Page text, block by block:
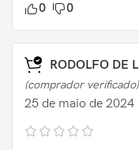
0 0
RODOLFO DE
(comprador verificado)
25 de maio de 2024